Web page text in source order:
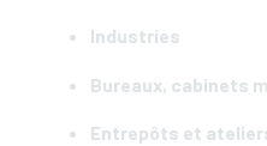
Industries
Bureaux, cabinets
Entrepôts et